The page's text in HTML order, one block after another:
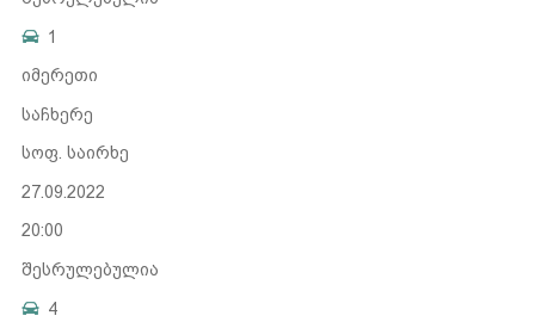
1
იმერეთი
საჩხერე
სოფ. საირხე
27.09.2022
20:00
შესრულებულია
4